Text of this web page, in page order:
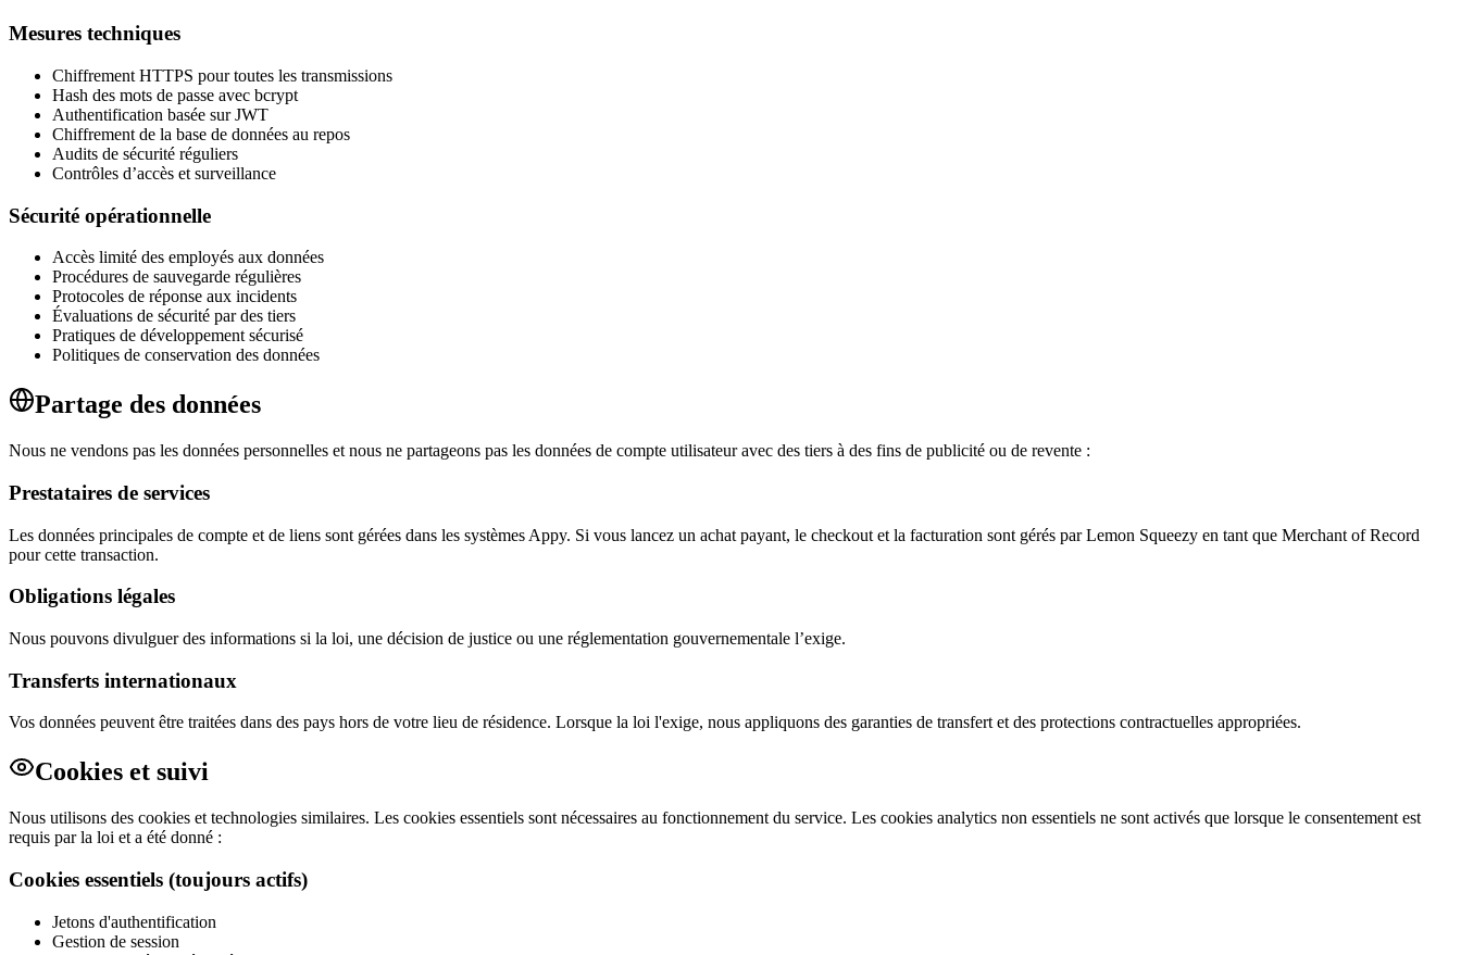
Mesures techniques
Chiffrement HTTPS pour toutes les transmissions
Hash des mots de passe avec bcrypt
Authentification basée sur JWT
Chiffrement de la base de données au repos
Audits de sécurité réguliers
Contrôles d’accès et surveillance
Sécurité opérationnelle
Accès limité des employés aux données
Procédures de sauvegarde régulières
Protocoles de réponse aux incidents
Évaluations de sécurité par des tiers
Pratiques de développement sécurisé
Politiques de conservation des données
Partage des données
Nous ne vendons pas les données personnelles et nous ne partageons pas les données de compte utilisateur avec des tiers à des fins de publicité ou de revente :
Prestataires de services
Les données principales de compte et de liens sont gérées dans les systèmes Appy. Si vous lancez un achat payant, le checkout et la facturation sont gérés par Lemon Squeezy en tant que Merchant of Record
pour cette transaction.
Obligations légales
Nous pouvons divulguer des informations si la loi, une décision de justice ou une réglementation gouvernementale l’exige.
Transferts internationaux
Vos données peuvent être traitées dans des pays hors de votre lieu de résidence. Lorsque la loi l'exige, nous appliquons des garanties de transfert et des protections contractuelles appropriées.
Cookies et suivi
Nous utilisons des cookies et technologies similaires. Les cookies essentiels sont nécessaires au fonctionnement du service. Les cookies analytics non essentiels ne sont activés que lorsque le consentement est
requis par la loi et a été donné :
Cookies essentiels (toujours actifs)
Jetons d'authentification
Gestion de session